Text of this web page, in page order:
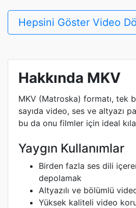
Hepsini Göster Video
Hakkında MKV
MKV (Matroska) formatı, tek
sayıda video, ses ve altyazı
bu da onu filmler için ideal
Yaygın Kullanımlar
Birden fazla ses dili
depolamak
Altyazılı ve bölümlü
Yüksek kaliteli video